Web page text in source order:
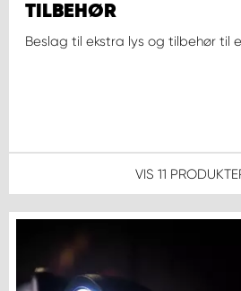
TILBEHØR
Beslag til ekstra lys og tilbehør til
VIS 11